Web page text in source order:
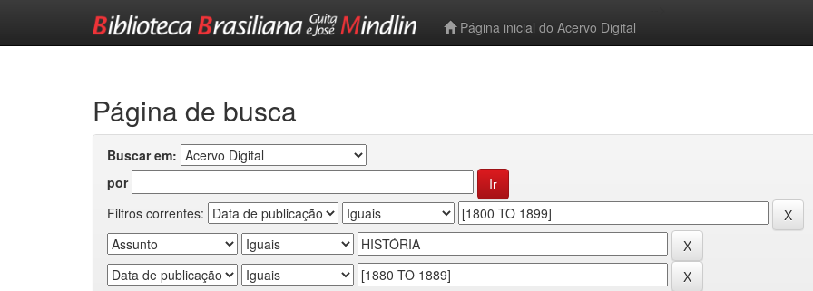
Página inicial do Acervo Digital
Página de busca
Buscar em:
por
Filtros correntes: